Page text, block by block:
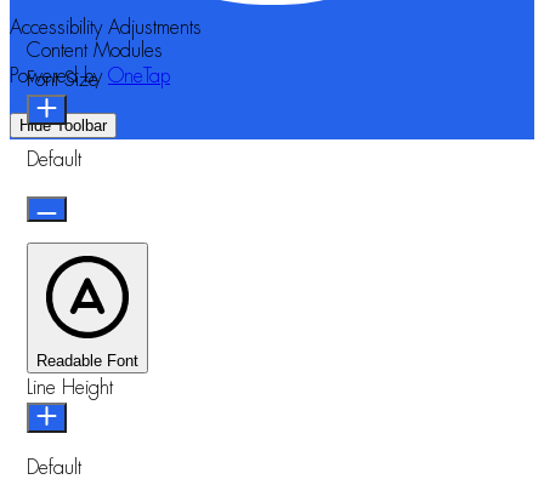
Accessibility Adjustments
Powered by OneTap
Hide Toolbar
Content Modules
Font Size
Default
Readable Font
Line Height
Default